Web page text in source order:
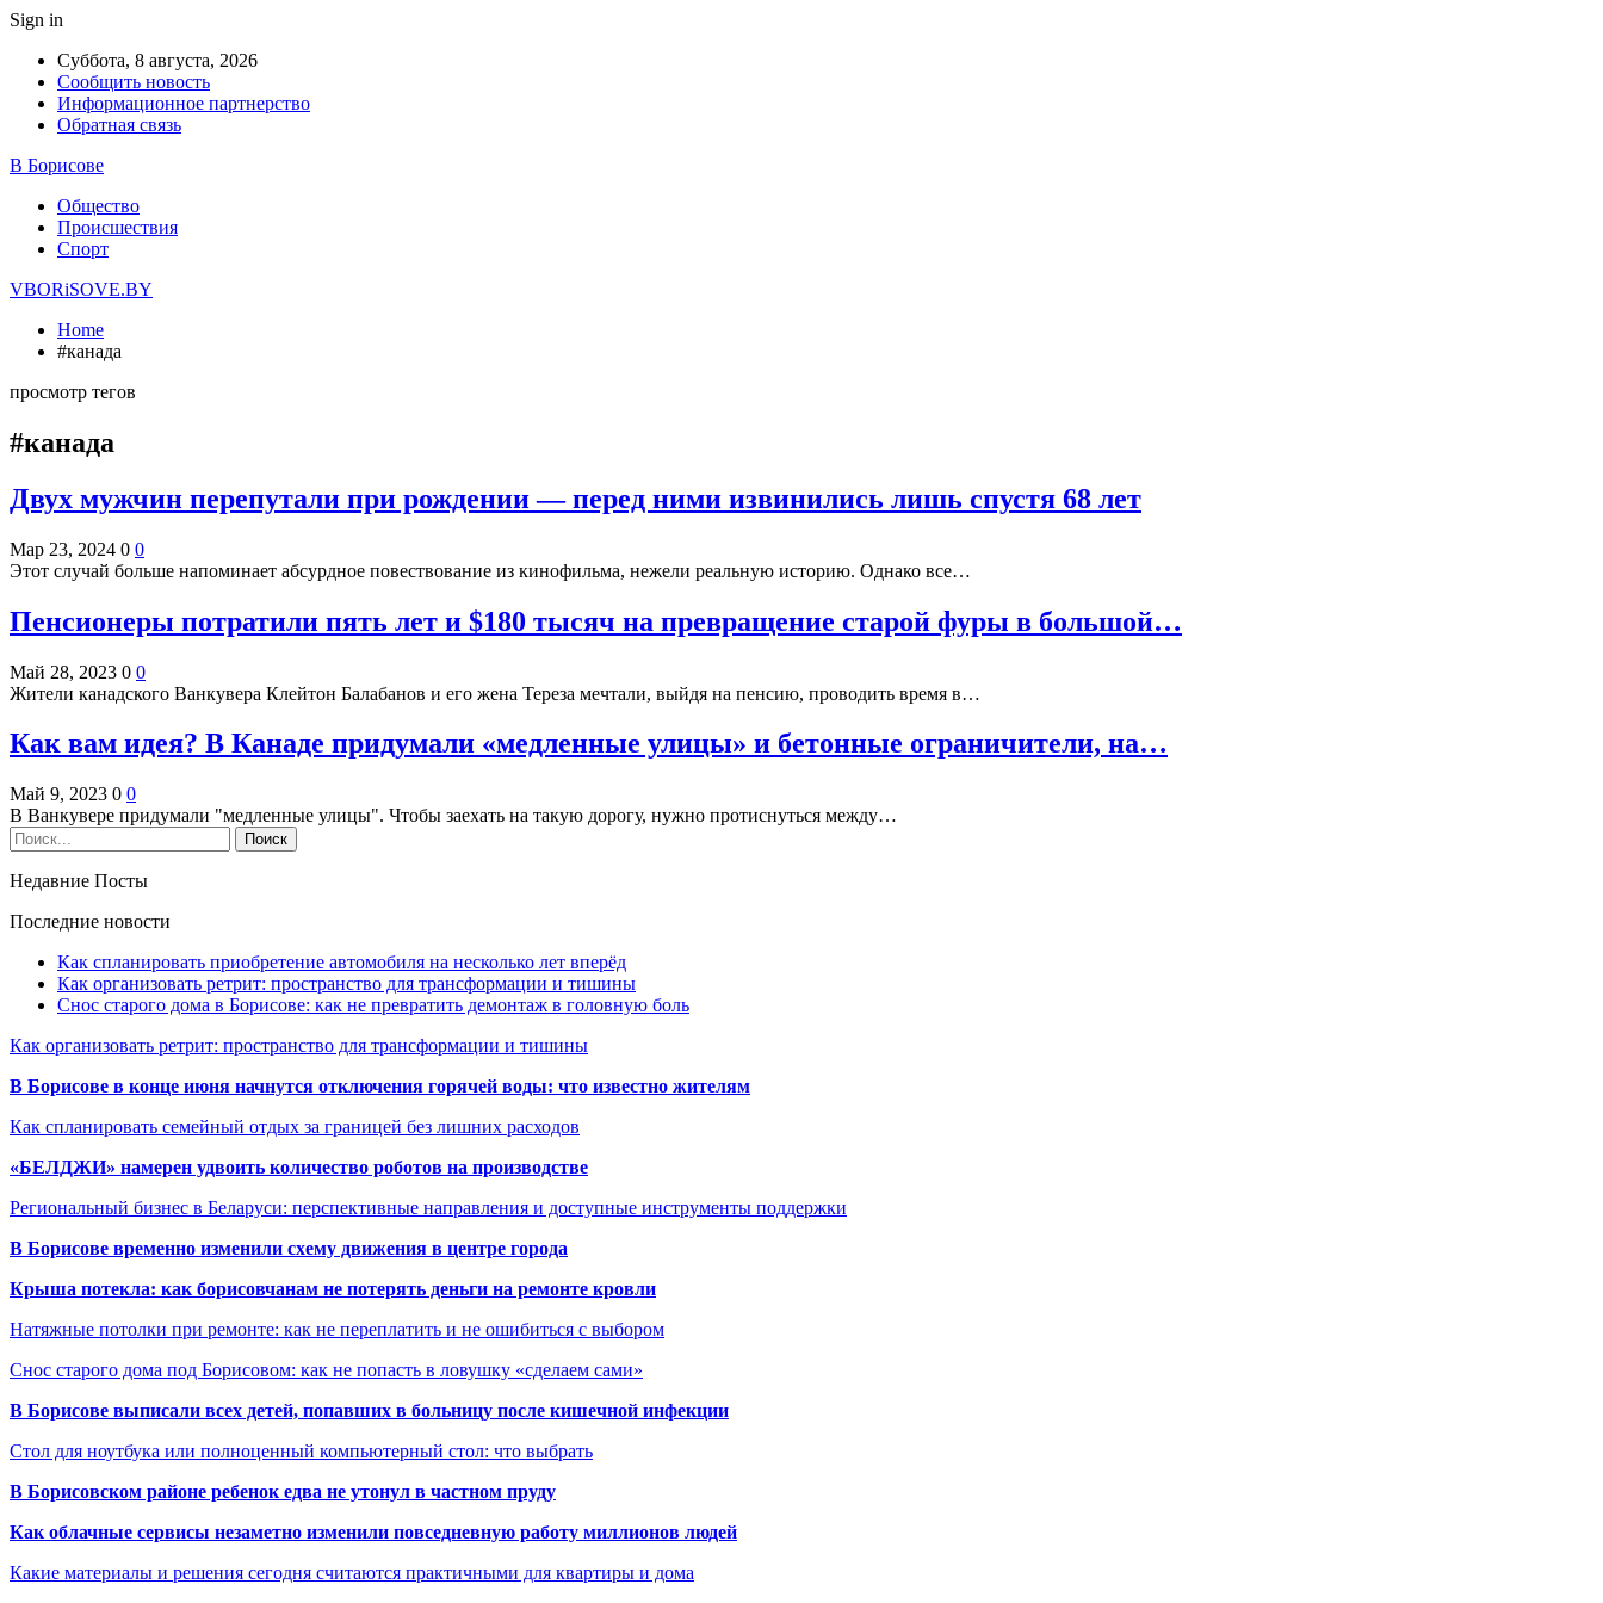
Sign in
Суббота, 8 августа, 2026
Сообщить новость
Информационное партнерство
Обратная связь
В Борисове
Общество
Происшествия
Спорт
VBORiSOVE.BY
Home
#канада
просмотр тегов
#канада
Двух мужчин перепутали при рождении — перед ними извинились лишь спустя 68 лет
Мар 23, 2024 0 0
Этот случай больше напоминает абсурдное повествование из кинофильма, нежели реальную историю. Однако все…
Пенсионеры потратили пять лет и $180 тысяч на превращение старой фуры в большой…
Май 28, 2023 0 0
Жители канадского Ванкувера Клейтон Балабанов и его жена Тереза мечтали, выйдя на пенсию, проводить время в…
Как вам идея? В Канаде придумали «медленные улицы» и бетонные ограничители, на…
Май 9, 2023 0 0
В Ванкувере придумали "медленные улицы". Чтобы заехать на такую дорогу, нужно протиснуться между…
Недавние Посты
Последние новости
Как спланировать приобретение автомобиля на несколько лет вперёд
Как организовать ретрит: пространство для трансформации и тишины
Снос старого дома в Борисове: как не превратить демонтаж в головную боль
Как организовать ретрит: пространство для трансформации и тишины
В Борисове в конце июня начнутся отключения горячей воды: что известно жителям
Как спланировать семейный отдых за границей без лишних расходов
«БЕЛДЖИ» намерен удвоить количество роботов на производстве
Региональный бизнес в Беларуси: перспективные направления и доступные инструменты поддержки
В Борисове временно изменили схему движения в центре города
Крыша потекла: как борисовчанам не потерять деньги на ремонте кровли
Натяжные потолки при ремонте: как не переплатить и не ошибиться с выбором
Снос старого дома под Борисовом: как не попасть в ловушку «сделаем сами»
В Борисове выписали всех детей, попавших в больницу после кишечной инфекции
Стол для ноутбука или полноценный компьютерный стол: что выбрать
В Борисовском районе ребенок едва не утонул в частном пруду
Как облачные сервисы незаметно изменили повседневную работу миллионов людей
Какие материалы и решения сегодня считаются практичными для квартиры и дома